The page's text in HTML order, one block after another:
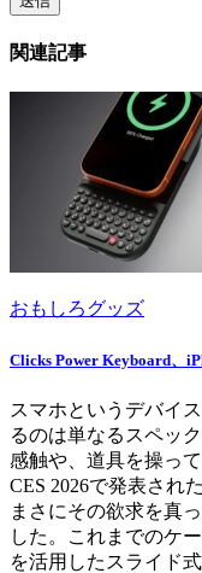
関連記事
おもしろグッズ
Clicks Power Keyboard、
スマホというデバイ
るのは単なるスペッ
感触や、道具を操っ
CES 2026で発表され
まさにその欲求を真
した。これまでのケ
を活用したスライド